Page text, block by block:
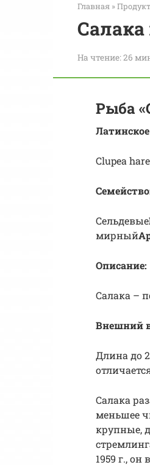
Главная »
На чтение:26
Рыба
Clupea
Сельдевые
мирный
Описание:
Салака –
Внешний
Длина до
Салака
меньшее
крупные,
1959 г.,